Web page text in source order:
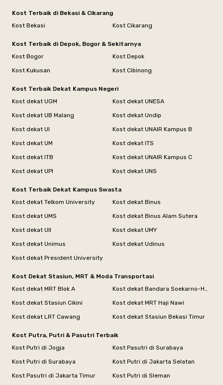
Kost Terbaik di Bekasi & Cikarang
Kost Bekasi
Kost Cikarang
Kost Terbaik di Depok, Bogor & Sekitarnya
Kost Bogor
Kost Depok
Kost Kukusan
Kost Cibinong
Kost Terbaik Dekat Kampus Negeri
Kost dekat UGM
Kost dekat UNESA
Kost dekat UB Malang
Kost dekat Undip
Kost dekat UI
Kost dekat UNAIR Kampus B
Kost dekat UM
Kost dekat ITS
Kost dekat ITB
Kost dekat UNAIR Kampus C
Kost dekat UPI
Kost dekat UNS
Kost Terbaik Dekat Kampus Swasta
Kost dekat Telkom University
Kost dekat Binus
Kost dekat UMS
Kost dekat Binus Alam Sutera
Kost dekat UII
Kost dekat UMY
Kost dekat Unimus
Kost dekat Udinus
Kost dekat President University
Kost Dekat Stasiun, MRT & Moda Transportasi
Kost dekat MRT Blok A
Kost dekat Stasiun Cikini
Kost dekat MRT Haji Nawi
Kost dekat LRT Cawang
Kost dekat Stasiun Bekasi Timur
Kost Putra, Putri & Pasutri Terbaik
Kost Putri di Jogja
Kost Pasutri di Surabaya
Kost Putri di Surabaya
Kost Putri di Jakarta Selatan
Kost Pasutri di Jakarta Timur
Kost Putri di Sleman